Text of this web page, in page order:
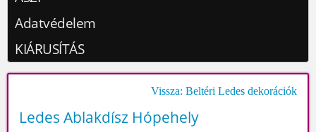
Adatvédelem
KIÁRUSÍTÁS
Vissza: Beltéri Ledes dekorációk
Ledes Ablakdísz Hópehely